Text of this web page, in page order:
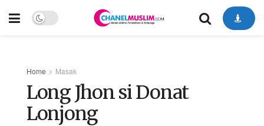
Home Masak
Long Jhon si Donat
Lonjong